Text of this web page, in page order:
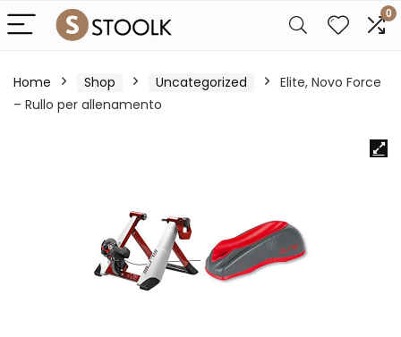
0
Home Shop Uncategorized
Elite, Novo Force
– Rullo per allenamento